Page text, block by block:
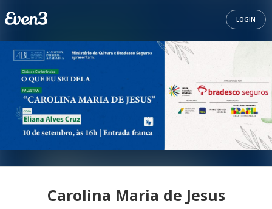
LOGIN
Carolina Maria de Jesus